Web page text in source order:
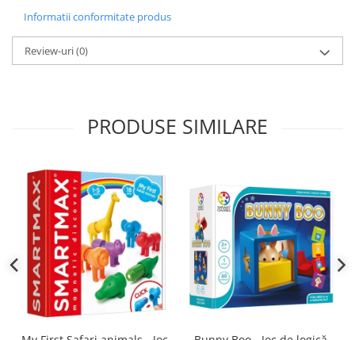
Informatii conformitate produs
Review-uri(0)
PRODUSE SIMILARE